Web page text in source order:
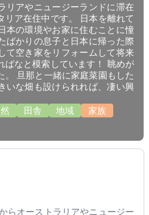
リアやニュージーランドに滞在
リア在住中です。 日本を離れて
本の環境やお家に住むことに憧
ばかりの息子と日本に帰った際
て空き家をリフォームして将来
ばなと模索しています！ 眺めが
。 旦那と一緒に家庭菜園もした
いな畑も設けられれば、凄い興
田舎 地域
家族
らオーストラリアやニュージー